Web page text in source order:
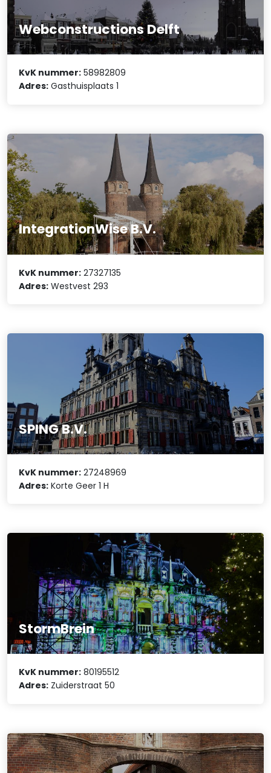
Webconstructions Delft
KvK nummer: 58982809
Adres: Gasthuisplaats 1
IntegrationWise B.V.
KvK nummer: 27327135
Adres: Westvest 293
SPING B.V.
KvK nummer: 27248969
Adres: Korte Geer 1 H
StormBrein
KvK nummer: 80195512
Adres: Zuiderstraat 50